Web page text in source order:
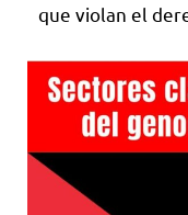
que violan el